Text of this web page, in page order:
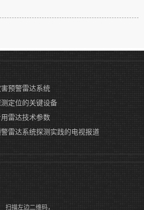
预警雷达系统
定位的关键设备
雷达技术参数
雷达系统探测实践的电视报道
扫描左边二维码，